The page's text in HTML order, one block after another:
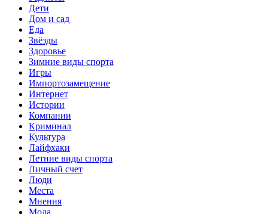
Дети
Дом и сад
Еда
Звёзды
Здоровье
Зимние виды спорта
Игры
Импортозамещение
Интернет
Истории
Компании
Криминал
Культура
Лайфхаки
Летние виды спорта
Личный счет
Люди
Места
Мнения
Мода